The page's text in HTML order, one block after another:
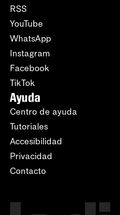
RSS
YouTube
WhatsApp
Instagram
Facebook
TikTok
Ayuda
Centro de ayuda
Tutoriales
Accesibilidad
Privacidad
Contacto